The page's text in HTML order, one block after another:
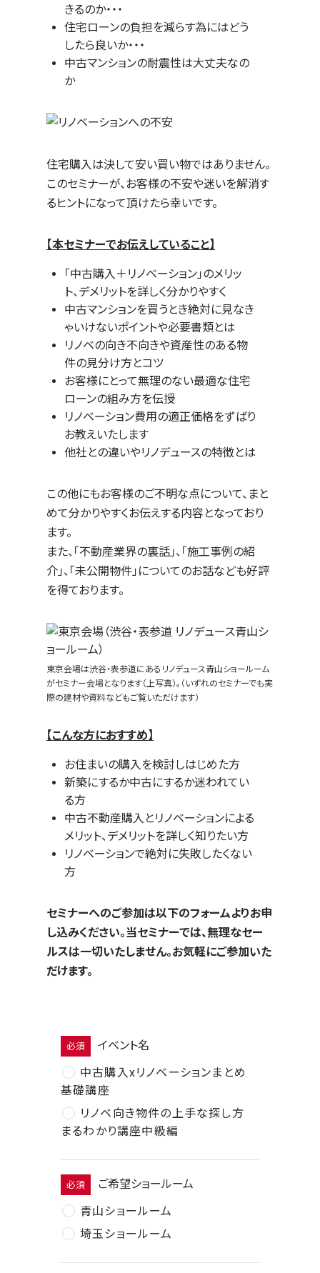
きるのか・・・
住宅ローンの負担を減らす為にはどう
したら良いか・・・
中古マンションの耐震性は大丈夫なの
か
住宅購入は決して安い買い物ではありません。
このセミナーが、お客様の不安や迷いを解消す
るヒントになって頂けたら幸いです。
【本セミナーでお伝えしていること】
「中古購入＋リノベーション」のメリッ
ト、デメリットを詳しく分かりやすく
中古マンションを買うとき絶対に見なき
ゃいけないポイントや必要書類とは
リノベの向き不向きや資産性のある物
件の見分け方とコツ
お客様にとって無理のない最適な住宅
ローンの組み方を伝授
リノベーション費用の適正価格をずばり
お教えいたします
他社との違いやリノデュースの特徴とは
この他にもお客様のご不明な点について、まと
めて分かりやすくお伝えする内容となっており
ます。
また、「不動産業界の裏話」、「施工事例の紹
介」、「未公開物件」についてのお話なども好評
を得ております。
東京会場は渋谷・表参道にあるリノデュース青山ショールーム
がセミナー会場となります（上写真）。（いずれのセミナーでも実
際の建材や資料などもご覧いただけます）
【こんな方におすすめ】
お住まいの購入を検討しはじめた方
新築にするか中古にするか迷われてい
る方
中古不動産購入とリノベーションによる
メリット、デメリットを詳しく知りたい方
リノベーションで絶対に失敗したくない
方
セミナーへのご参加は以下のフォームよりお申
し込みください。当セミナーでは、無理なセー
ルスは一切いたしません。お気軽にご参加いた
だけます。
必須
イベント名
中古購入xリノベーションまとめ
基礎講座
リノベ向き物件の上手な探し方
まるわかり講座中級編
必須
ご希望ショールーム
青山ショールーム
埼玉ショールーム